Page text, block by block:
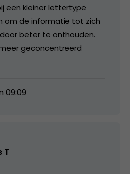
een kleiner lettertype
om de informatie tot zich
beter te onthouden.
geconcentreerd
09:09
T